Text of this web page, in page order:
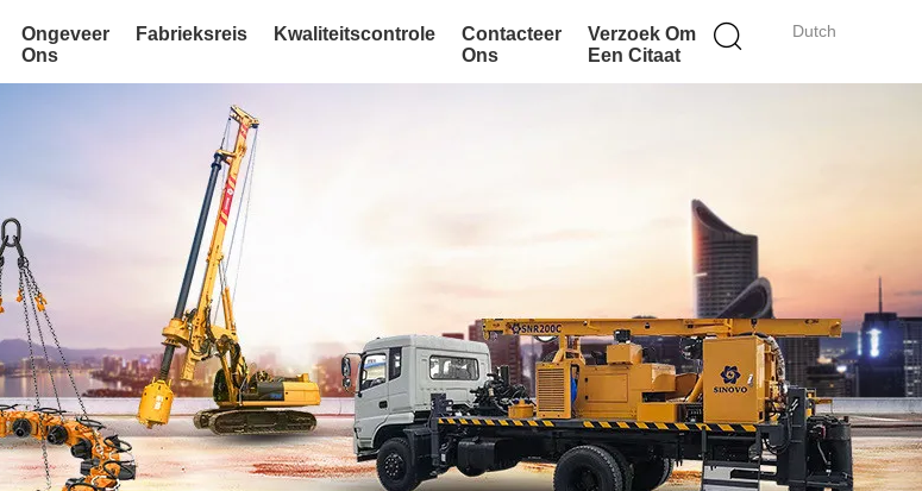
Dutch
Ongeveer
Ons
Fabrieksreis Kwaliteitscontrole
Contacteer
Ons
Verzoek Om
Een Citaat